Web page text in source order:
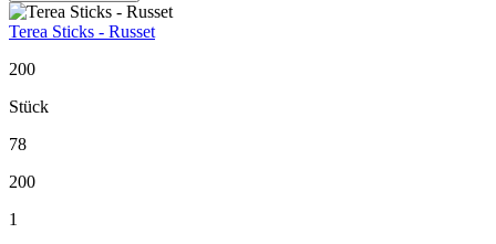
Terea Sticks - Russet
200
Stück
78
200
1